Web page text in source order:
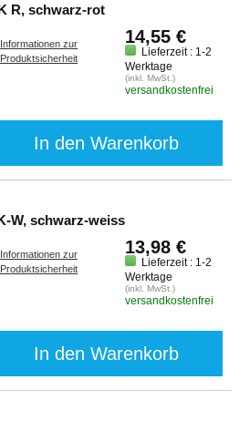
Farbband TZE-431 BK R, schwarz-rot
Informationen zur
Produktsicherheit
14,55 €
Lieferzeit : 1-2
Werktage
(inkl. MwSt.)
versandkostenfrei
In den Warenkorb
Farbband TZE-211 BK-W, schwarz-weiss
Informationen zur
Produktsicherheit
13,98 €
Lieferzeit : 1-2
Werktage
(inkl. MwSt.)
versandkostenfrei
In den Warenkorb